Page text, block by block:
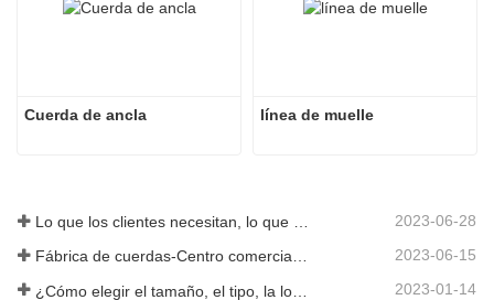
Cuerda de ancla línea de muelle
2023-06-28
Fábrica de cuerdas-Centro comercial integral-Tai an Rope LTD 2023-06-15
2023-01-14